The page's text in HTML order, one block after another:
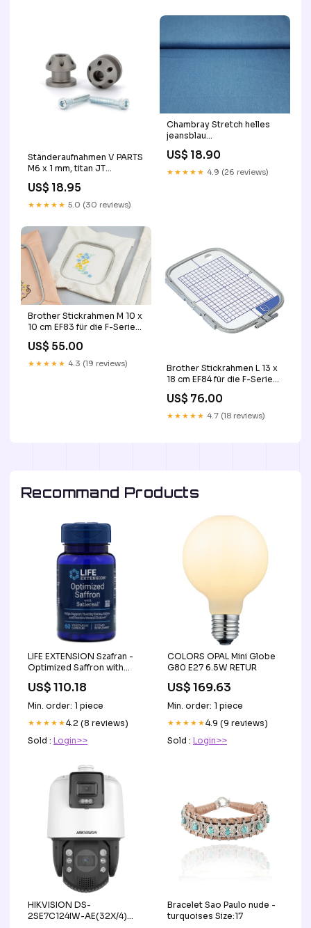
Ständeraufnahmen V PARTS
M6 x 1 mm, titan JT
SPOCKETS
US$ 18.95
★★★★★ 5.0 (30 reviews)
Chambray Stretch helles
jeansblau
Category_Stofflastig.ch/Wolle/
for Olive Pure Silk
US$ 18.90
★★★★★ 4.9 (26 reviews)
Brother Stickrahmen M 10 x
10 cm EF83 für die F-Serie
Category_Stofflastig.ch/Stoffe/Bio-
Organic Stoffe
US$ 55.00
★★★★★ 4.3 (19 reviews)
Brother Stickrahmen L 13 x
18 cm EF84 für die F-Serie
Category_Stofflastig.ch/
Lock Covermaschinen
US$ 76.00
★★★★★ 4.7 (18 reviews)
Recommand Products
LIFE EXTENSION Szafran -
Optimized Saffron with
US$ 110.18
Min. order: 1 piece
★★★★★4.2 (8 reviews)
Sold : Login>>
COLORS OPAL Mini Globe
G80 E27 6.5W RETUR
US$ 169.63
Min. order: 1 piece
★★★★★4.9 (9 reviews)
Sold : Login>>
HIKVISION DS-
2SE7C124IW-AE(32X/4)
Bracelet Sao Paulo nude -
turquoises Size:17